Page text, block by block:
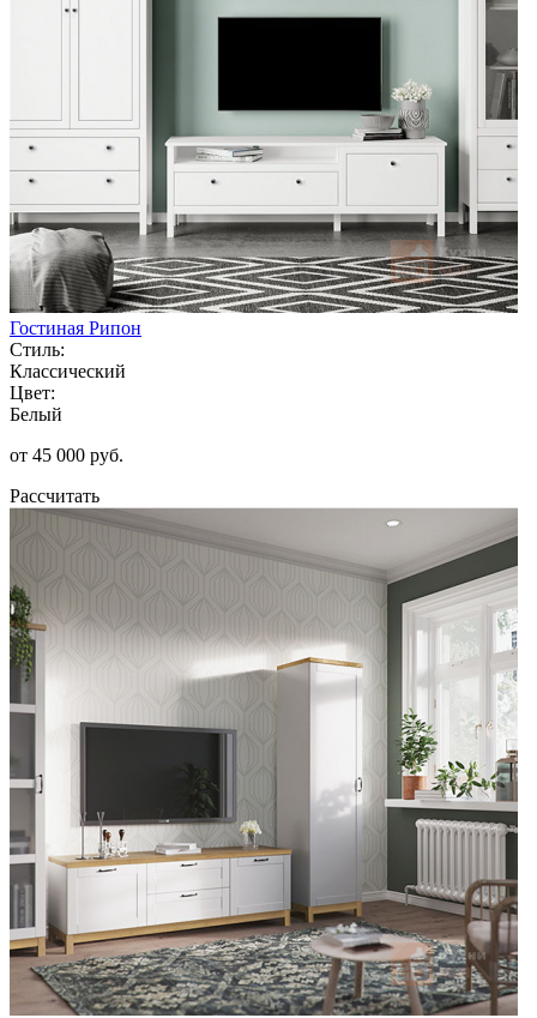
Гостиная Рипон
Стиль:
Классический
Цвет:
Белый
от 45 000 руб.
Рассчитать